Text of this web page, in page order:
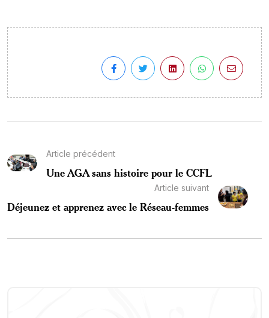
Article précédent
Une AGA sans histoire pour le CCFL
Article suivant
Déjeunez et apprenez avec le Réseau-femmes